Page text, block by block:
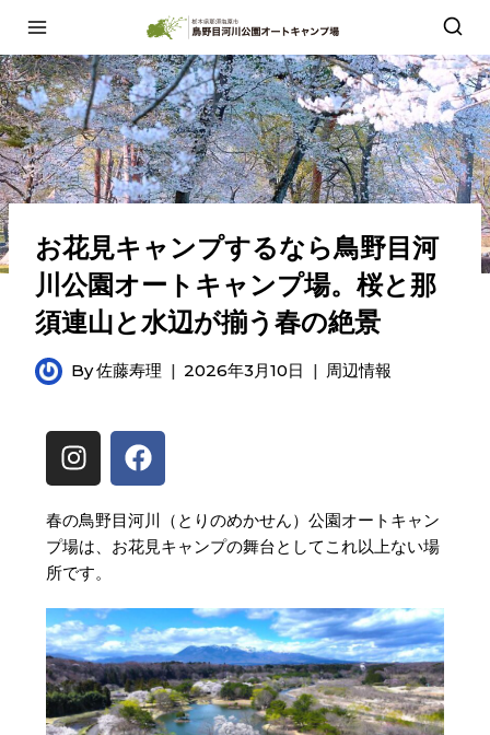
お花見キャンプするなら鳥野目河
川公園オートキャンプ場。桜と那
須連山と水辺が揃う春の絶景
By佐藤寿理 2026年3月10日 周辺情報
春の鳥野目河川（とりのめかせん）公園オートキャン
プ場は、お花見キャンプの舞台としてこれ以上ない場
所です。